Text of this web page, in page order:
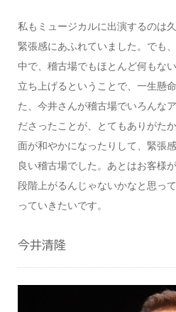
私もミュージカルに出演するのは
緊張感にあふれていました。でも
中で、稽古場でもほとんど何もな
立ち上げるということで、一生懸
た、今井さんが稽古場でいろんな
ださったことが、とてもありがた
面が和やかになったりして、緊張
良い稽古場でした。あとはお客様
段階上がるんじゃないかなと思っ
っていきたいです。
今井清隆